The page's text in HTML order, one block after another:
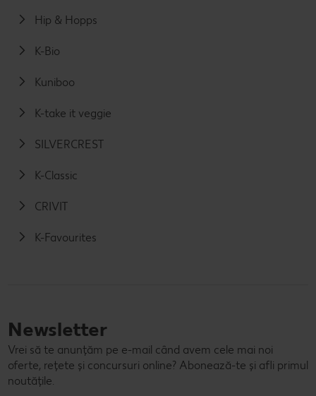
Hip & Hopps
K-Bio
Kuniboo
K-take it veggie
SILVERCREST
K-Classic
CRIVIT
K-Favourites
Newsletter
Vrei să te anunțăm pe e-mail când avem cele mai noi
oferte, rețete și concursuri online? Abonează-te și afli primul
noutățile.